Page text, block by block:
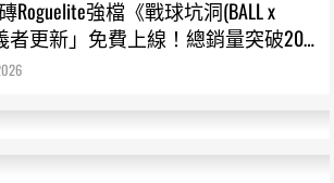
Roguelite強檔《戰球坑洞(BALL x
者更新」免費上線！總銷量突破200
折熱銷中